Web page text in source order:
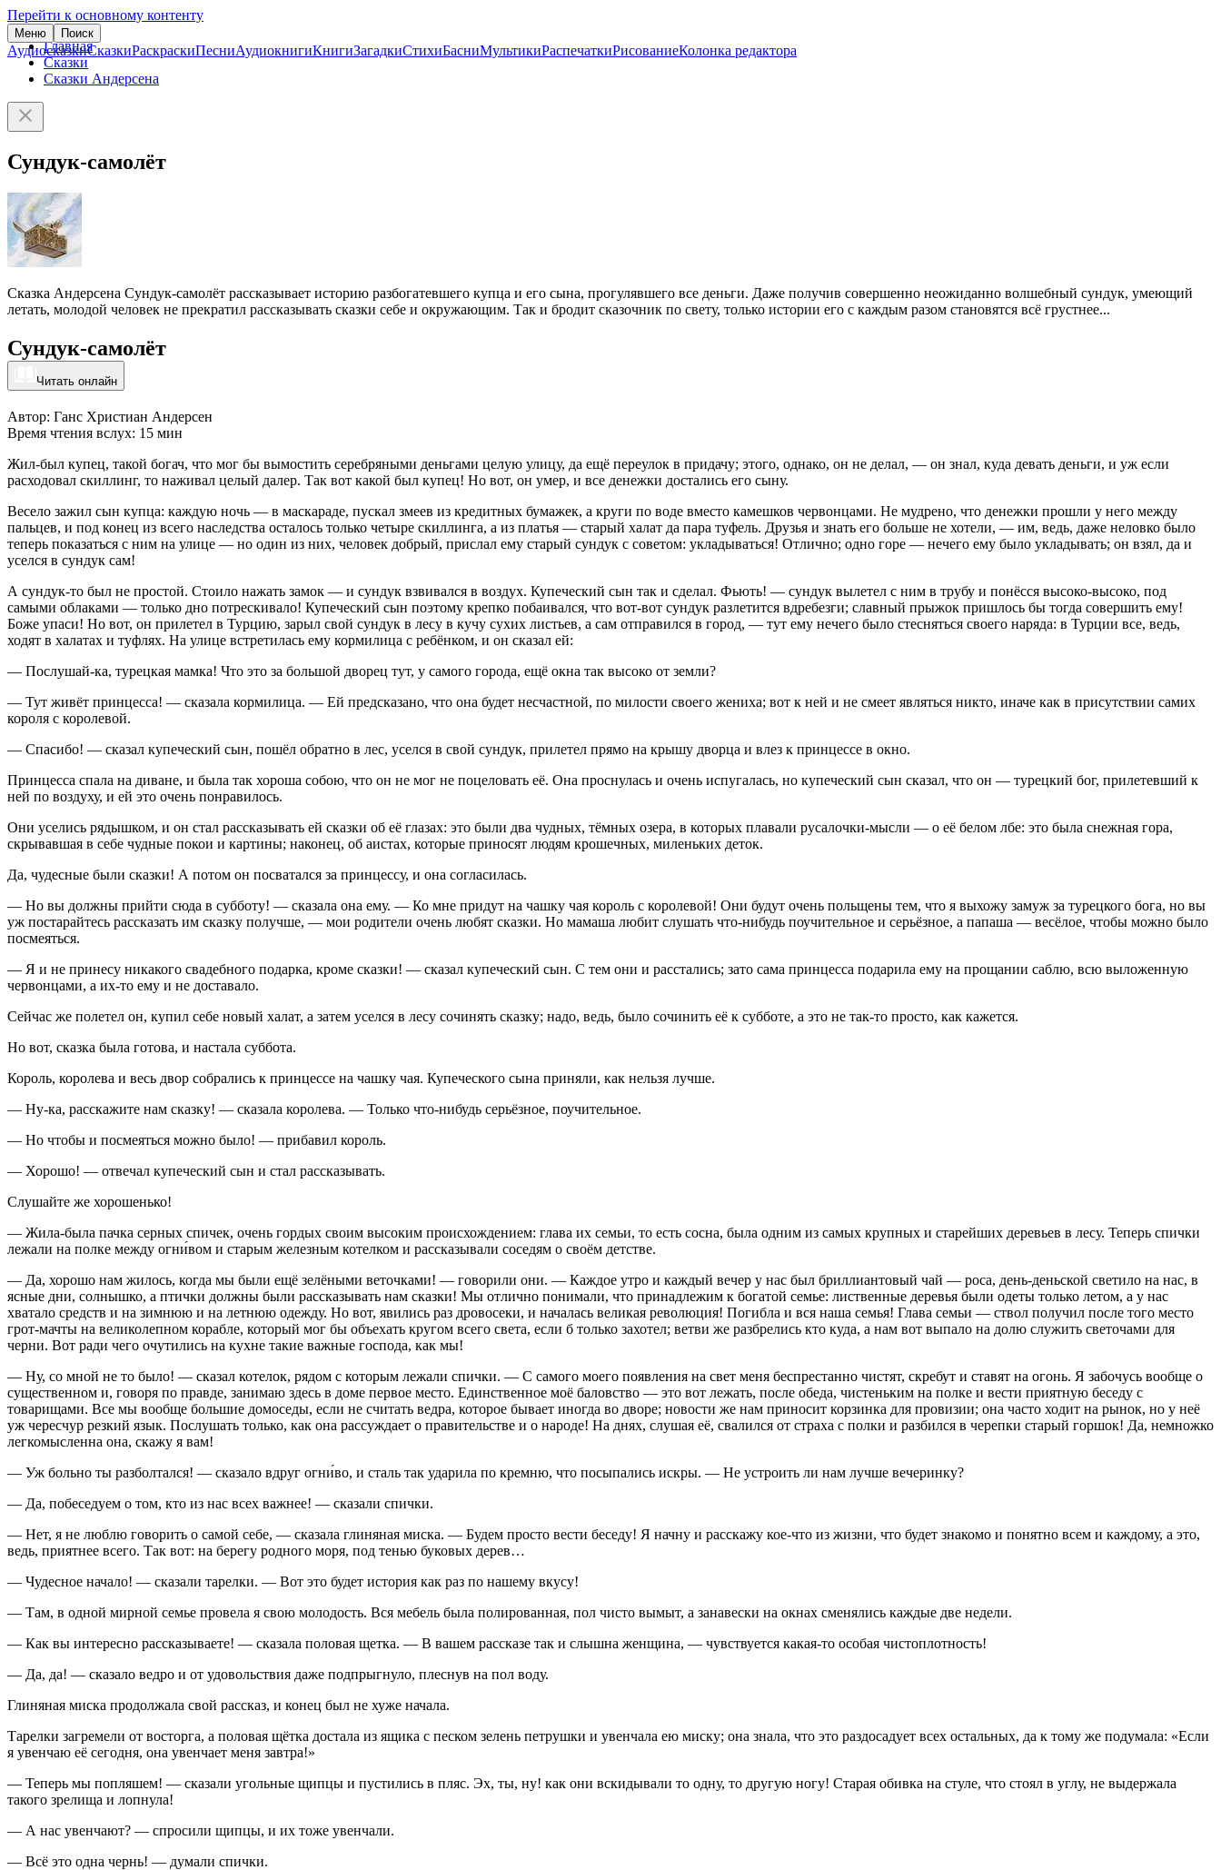
Перейти к основному контенту
Меню Поиск
АудиосказкиСказкиРаскраскиПесниАудиокнигиКнигиЗагадкиСтихиБасниМультикиРаспечаткиРисованиеКолонка редактора
Главная
Сказки
Сказки Андерсена
Сундук-самолёт
Сказка Андерсена Сундук-самолёт рассказывает историю разбогатевшего купца и его сына, прогулявшего все деньги. Даже получив совершенно неожиданно волшебный сундук, умеющий
летать, молодой человек не прекратил рассказывать сказки себе и окружающим. Так и бродит сказочник по свету, только истории его с каждым разом становятся всё грустнее...
Сундук-самолёт
Читать онлайн
Автор: Ганс Христиан Андерсен
Время чтения вслух: 15 мин
Жил-был купец, такой богач, что мог бы вымостить серебряными деньгами целую улицу, да ещё переулок в придачу; этого, однако, он не делал, — он знал, куда девать деньги, и уж если
расходовал скиллинг, то наживал целый далер. Так вот какой был купец! Но вот, он умер, и все денежки достались его сыну.
Весело зажил сын купца: каждую ночь — в маскараде, пускал змеев из кредитных бумажек, а круги по воде вместо камешков червонцами. Не мудрено, что денежки прошли у него между
пальцев, и под конец из всего наследства осталось только четыре скиллинга, а из платья — старый халат да пара туфель. Друзья и знать его больше не хотели, — им, ведь, даже неловко было
теперь показаться с ним на улице — но один из них, человек добрый, прислал ему старый сундук с советом: укладываться! Отлично; одно горе — нечего ему было укладывать; он взял, да и
уселся в сундук сам!
А сундук-то был не простой. Стоило нажать замок — и сундук взвивался в воздух. Купеческий сын так и сделал. Фьють! — сундук вылетел с ним в трубу и понёсся высоко-высоко, под
самыми облаками — только дно потрескивало! Купеческий сын поэтому крепко побаивался, что вот-вот сундук разлетится вдребезги; славный прыжок пришлось бы тогда совершить ему!
Боже упаси! Но вот, он прилетел в Турцию, зарыл свой сундук в лесу в кучу сухих листьев, а сам отправился в город, — тут ему нечего было стесняться своего наряда: в Турции все, ведь,
ходят в халатах и туфлях. На улице встретилась ему кормилица с ребёнком, и он сказал ей:
— Послушай-ка, турецкая мамка! Что это за большой дворец тут, у самого города, ещё окна так высоко от земли?
— Тут живёт принцесса! — сказала кормилица. — Ей предсказано, что она будет несчастной, по милости своего жениха; вот к ней и не смеет являться никто, иначе как в присутствии самих
короля с королевой.
— Спасибо! — сказал купеческий сын, пошёл обратно в лес, уселся в свой сундук, прилетел прямо на крышу дворца и влез к принцессе в окно.
Принцесса спала на диване, и была так хороша собою, что он не мог не поцеловать её. Она проснулась и очень испугалась, но купеческий сын сказал, что он — турецкий бог, прилетевший к
ней по воздуху, и ей это очень понравилось.
Они уселись рядышком, и он стал рассказывать ей сказки об её глазах: это были два чудных, тёмных озера, в которых плавали русалочки-мысли — о её белом лбе: это была снежная гора,
скрывавшая в себе чудные покои и картины; наконец, об аистах, которые приносят людям крошечных, миленьких деток.
Да, чудесные были сказки! А потом он посватался за принцессу, и она согласилась.
— Но вы должны прийти сюда в субботу! — сказала она ему. — Ко мне придут на чашку чая король с королевой! Они будут очень польщены тем, что я выхожу замуж за турецкого бога, но вы
уж постарайтесь рассказать им сказку получше, — мои родители очень любят сказки. Но мамаша любит слушать что-нибудь поучительное и серьёзное, а папаша — весёлое, чтобы можно было
посмеяться.
— Я и не принесу никакого свадебного подарка, кроме сказки! — сказал купеческий сын. С тем они и расстались; зато сама принцесса подарила ему на прощании саблю, всю выложенную
червонцами, а их-то ему и не доставало.
Сейчас же полетел он, купил себе новый халат, а затем уселся в лесу сочинять сказку; надо, ведь, было сочинить её к субботе, а это не так-то просто, как кажется.
Но вот, сказка была готова, и настала суббота.
Король, королева и весь двор собрались к принцессе на чашку чая. Купеческого сына приняли, как нельзя лучше.
— Ну-ка, расскажите нам сказку! — сказала королева. — Только что-нибудь серьёзное, поучительное.
— Но чтобы и посмеяться можно было! — прибавил король.
— Хорошо! — отвечал купеческий сын и стал рассказывать.
Слушайте же хорошенько!
— Жила-была пачка серных спичек, очень гордых своим высоким происхождением: глава их семьи, то есть сосна, была одним из самых крупных и старейших деревьев в лесу. Теперь спички
лежали на полке между огни́вом и старым железным котелком и рассказывали соседям о своём детстве.
— Да, хорошо нам жилось, когда мы были ещё зелёными веточками! — говорили они. — Каждое утро и каждый вечер у нас был бриллиантовый чай — роса, день-деньской светило на нас, в
ясные дни, солнышко, а птички должны были рассказывать нам сказки! Мы отлично понимали, что принадлежим к богатой семье: лиственные деревья были одеты только летом, а у нас
хватало средств и на зимнюю и на летнюю одежду. Но вот, явились раз дровосеки, и началась великая революция! Погибла и вся наша семья! Глава семьи — ствол получил после того место
грот-мачты на великолепном корабле, который мог бы объехать кругом всего света, если б только захотел; ветви же разбрелись кто куда, а нам вот выпало на долю служить светочами для
черни. Вот ради чего очутились на кухне такие важные господа, как мы!
— Ну, со мной не то было! — сказал котелок, рядом с которым лежали спички. — С самого моего появления на свет меня беспрестанно чистят, скребут и ставят на огонь. Я забочусь вообще о
существенном и, говоря по правде, занимаю здесь в доме первое место. Единственное моё баловство — это вот лежать, после обеда, чистеньким на полке и вести приятную беседу с
товарищами. Все мы вообще большие домоседы, если не считать ведра, которое бывает иногда во дворе; новости же нам приносит корзинка для провизии; она часто ходит на рынок, но у неё
уж чересчур резкий язык. Послушать только, как она рассуждает о правительстве и о народе! На днях, слушая её, свалился от страха с полки и разбился в черепки старый горшок! Да, немножко
легкомысленна она, скажу я вам!
— Уж больно ты разболтался! — сказало вдруг огни́во, и сталь так ударила по кремню, что посыпались искры. — Не устроить ли нам лучше вечеринку?
— Да, побеседуем о том, кто из нас всех важнее! — сказали спички.
— Нет, я не люблю говорить о самой себе, — сказала глиняная миска. — Будем просто вести беседу! Я начну и расскажу кое-что из жизни, что будет знакомо и понятно всем и каждому, а это,
ведь, приятнее всего. Так вот: на берегу родного моря, под тенью буковых дерев…
— Чудесное начало! — сказали тарелки. — Вот это будет история как раз по нашему вкусу!
— Там, в одной мирной семье провела я свою молодость. Вся мебель была полированная, пол чисто вымыт, а занавески на окнах сменялись каждые две недели.
— Как вы интересно рассказываете! — сказала половая щетка. — В вашем рассказе так и слышна женщина, — чувствуется какая-то особая чистоплотность!
— Да, да! — сказало ведро и от удовольствия даже подпрыгнуло, плеснув на пол воду.
Глиняная миска продолжала свой рассказ, и конец был не хуже начала.
Тарелки загремели от восторга, а половая щётка достала из ящика с песком зелень петрушки и увенчала ею миску; она знала, что это раздосадует всех остальных, да к тому же подумала: «Если
я увенчаю её сегодня, она увенчает меня завтра!»
— Теперь мы попляшем! — сказали угольные щипцы и пустились в пляс. Эх, ты, ну! как они вскидывали то одну, то другую ногу! Старая обивка на стуле, что стоял в углу, не выдержала
такого зрелища и лопнула!
— А нас увенчают? — спросили щипцы, и их тоже увенчали.
— Всё это одна чернь! — думали спички.